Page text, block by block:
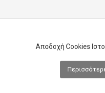
Αποδοχή Cookies